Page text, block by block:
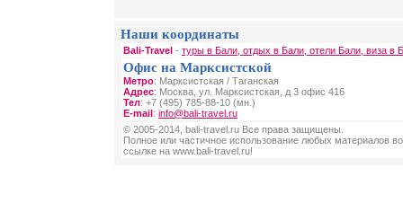
Наши координаты
Bali-Travel - туры в Бали, отдых в Бали, отели Бали, виза в
Офис на Марксистской
Метро: Марксистская / Таганская
Адрес: Москва, ул. Марксистская, д 3 офис 416
Тел: +7 (495) 785-88-10 (мн.)
E-mail: info@bali-travel.ru
© 2005-2014, bali-travel.ru Все права защищены.
Полное или частичное использование любых материалов
ссылке на www.bali-travel.ru!